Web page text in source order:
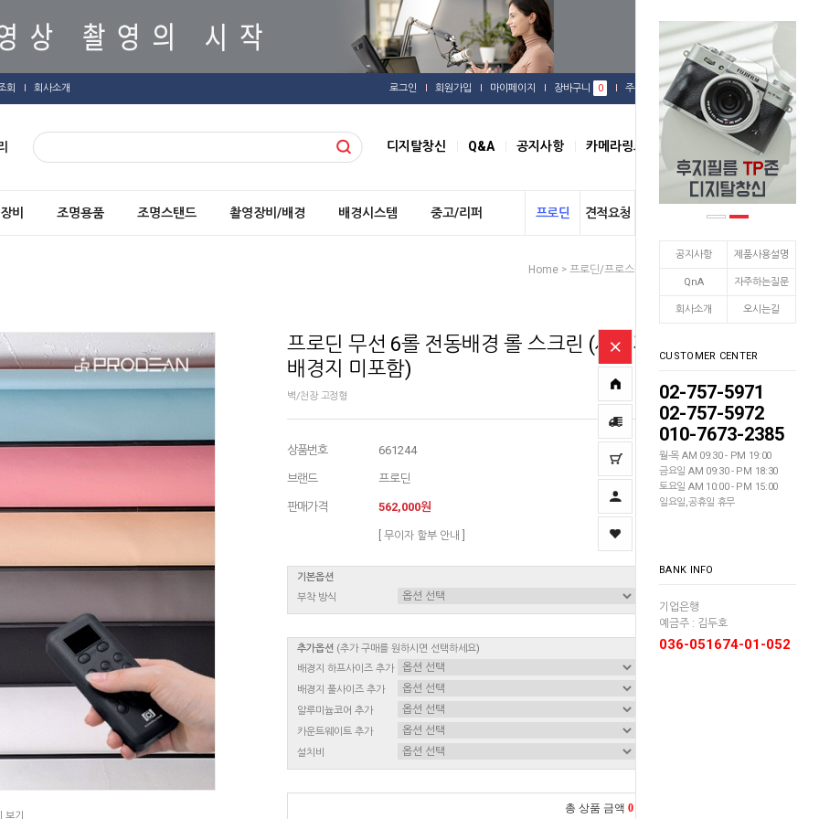
공지사항 제품사용설명
QnA 자주하는질문
회사소개 오시는길
CUSTOMER CENTER
02-757-5971
02-757-5972
010-7673-2385
월-목 AM 09:30 - PM 19:00
금요일 AM 09:30 - PM 18:30
토요일 AM 10:00 - PM 15:00
일요일,공휴일 휴무
BANK INFO
기업은행
예금주 : 김두호
036-051674-01-052
회 회사소개 로그인 회원가입 마이페이지 장바구니 0 주문배송 관심상품
디지탈창신 Q&A 공지사항 카메라링크
비 조명용품 조명스탠드 촬영장비/배경 배경시스템 중고/리퍼 프로딘 견적요청
Home > 프로딘/프로스팟
보기
프로딘 무선 6롤 전동배경 롤 스크린 (사베지
배경지 미포함)
벽/천장 고정형
상품번호 661244
브랜드 프로딘
판매가격 562,000원
[ 무이자 할부 안내 ]
기본옵션
부착 방식
추가옵션 (추가 구매를 원하시면 선택하세요)
배경지 하프사이즈 추가
배경지 풀사이즈 추가
알루미늄코어 추가
카운트웨이트 추가
설치비
총 상품 금액 0